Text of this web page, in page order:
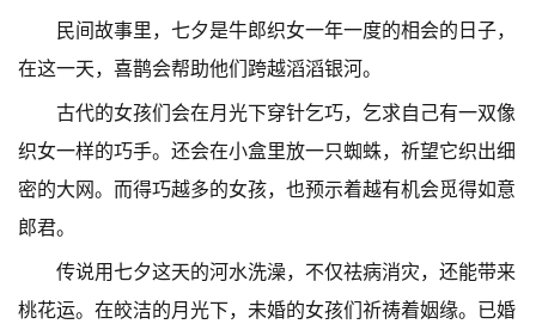
民间故事里，七夕是牛郎织女一年一度的相会的日子，
在这一天，喜鹊会帮助他们跨越滔滔银河。
古代的女孩们会在月光下穿针乞巧，乞求自己有一双像
织女一样的巧手。还会在小盒里放一只蜘蛛，祈望它织出细
密的大网。而得巧越多的女孩，也预示着越有机会觅得如意
郎君。
传说用七夕这天的河水洗澡，不仅祛病消灾，还能带来
桃花运。在皎洁的月光下，未婚的女孩们祈祷着姻缘。已婚